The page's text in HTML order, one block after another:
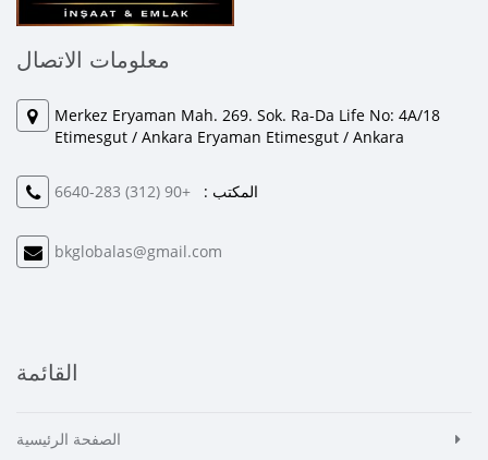
معلومات الاتصال
Merkez Eryaman Mah. 269. Sok. Ra-Da Life No: 4A/18
Etimesgut / Ankara Eryaman Etimesgut / Ankara
المكتب : +90 (312) 283-6640
bkglobalas@gmail.com
القائمة
الصفحة الرئيسية